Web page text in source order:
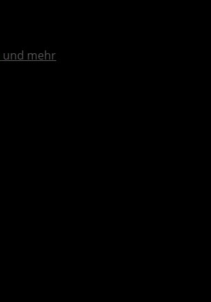
und mehr